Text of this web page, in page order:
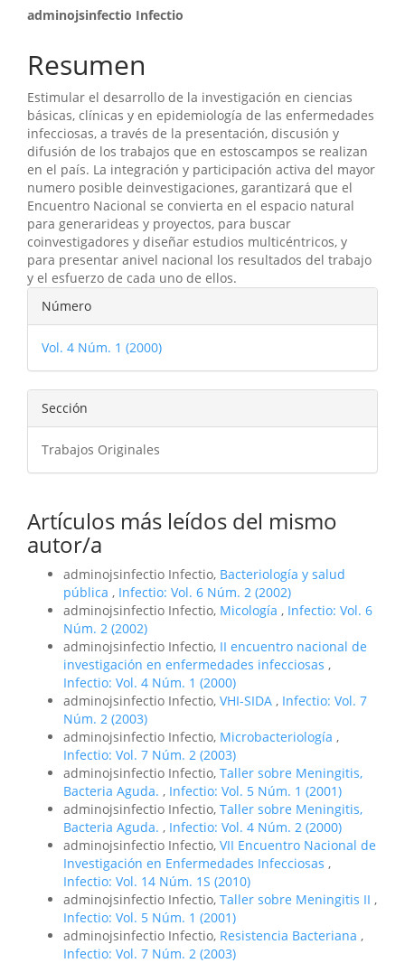
Contenido
principal
del
artículo
adminojsinfectio Infectio
Resumen
Estimular el desarrollo de la investigación en ciencias
básicas, clínicas y en epidemiología de las enfermedades
infecciosas, a través de la presentación, discusión y
difusión de los trabajos que en estoscampos se realizan
en el país. La integración y participación activa del mayor
numero posible deinvestigaciones, garantizará que el
Encuentro Nacional se convierta en el espacio natural
para generarideas y proyectos, para buscar
coinvestigadores y diseñar estudios multicéntricos, y
para presentar anivel nacional los resultados del trabajo
y el esfuerzo de cada uno de ellos.
Detalles
del
artículo
Número
Vol. 4 Núm. 1 (2000)
Sección
Trabajos Originales
Artículos más leídos del mismo
autor/a
adminojsinfectio Infectio, Bacteriología y salud
pública , Infectio: Vol. 6 Núm. 2 (2002)
adminojsinfectio Infectio, Micología , Infectio: Vol. 6
Núm. 2 (2002)
adminojsinfectio Infectio, II encuentro nacional de
investigación en enfermedades infecciosas ,
Infectio: Vol. 4 Núm. 1 (2000)
adminojsinfectio Infectio, VHI-SIDA , Infectio: Vol. 7
Núm. 2 (2003)
adminojsinfectio Infectio, Microbacteriología ,
Infectio: Vol. 7 Núm. 2 (2003)
adminojsinfectio Infectio, Taller sobre Meningitis,
Bacteria Aguda. , Infectio: Vol. 5 Núm. 1 (2001)
adminojsinfectio Infectio, Taller sobre Meningitis,
Bacteria Aguda. , Infectio: Vol. 4 Núm. 2 (2000)
adminojsinfectio Infectio, VII Encuentro Nacional de
Investigación en Enfermedades Infecciosas ,
Infectio: Vol. 14 Núm. 1S (2010)
adminojsinfectio Infectio, Taller sobre Meningitis II ,
Infectio: Vol. 5 Núm. 1 (2001)
adminojsinfectio Infectio, Resistencia Bacteriana ,
Infectio: Vol. 7 Núm. 2 (2003)